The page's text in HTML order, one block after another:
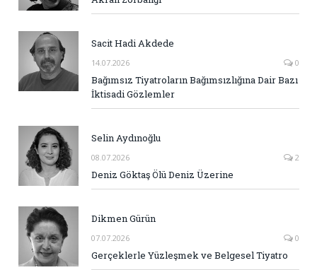
Sacit Hadi Akdede
14.07.2026 0
Bağımsız Tiyatroların Bağımsızlığına Dair Bazı
İktisadi Gözlemler
Selin Aydınoğlu
08.07.2026 2
Deniz Göktaş Ölü Deniz Üzerine
Dikmen Gürün
07.07.2026 0
Gerçeklerle Yüzleşmek ve Belgesel Tiyatro